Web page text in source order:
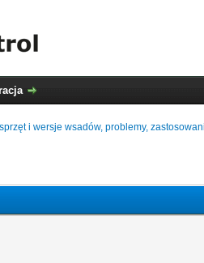
i wersje wsadów, problemy,